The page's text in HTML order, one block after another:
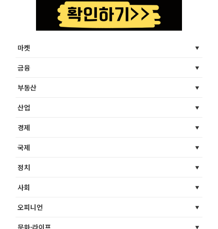
마켓
금융
부동산
산업
경제
국제
정치
사회
오피니언